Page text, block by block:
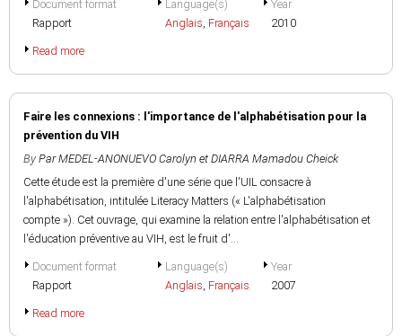
Document format
Rapport
Language(s)
Anglais, Français
Year
2010
Read more
Faire les connexions : l'importance de l'alphabétisation pour la
prévention du VIH
By Par MEDEL-ANONUEVO Carolyn et DIARRA Mamadou Cheick
Cette étude est la première d'une série que l'UIL consacre à
l'alphabétisation, intitulée Literacy Matters (« L'alphabétisation
compte »). Cet ouvrage, qui examine la relation entre l'alphabétisation et
l'éducation préventive au VIH, est le fruit d'...
Document format
Rapport
Language(s)
Anglais, Français
Year
2007
Read more